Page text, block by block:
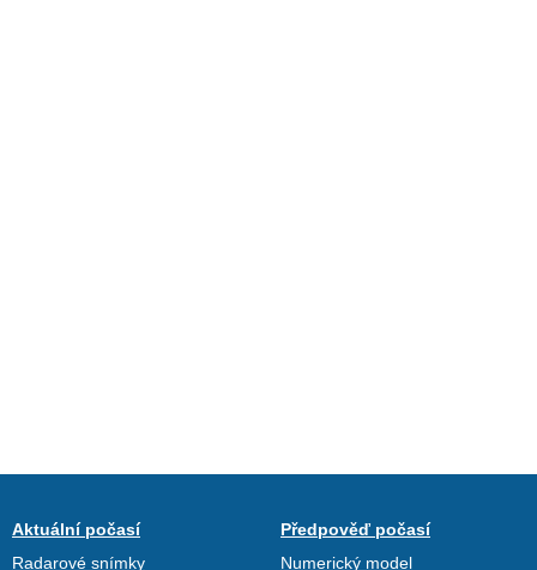
Aktuální počasí
Radarové snímky
Předpověď počasí
Numerický model